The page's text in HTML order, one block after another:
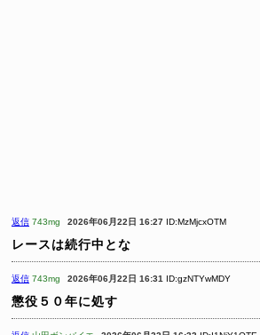
返信 743mg 2026年06月22日 16:27 ID:MzMjcxOTM
レースは続行中とな
返信 743mg 2026年06月22日 16:31 ID:gzNTYwMDY
懲役５０年に処す